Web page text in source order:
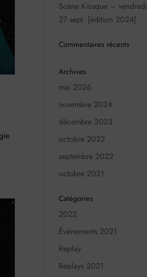
Scène Kiosque – vendredi
27 sept. [édition 2024]
Commentaires récents
Archives
mai 2026
novembre 2024
décembre 2023
octobre 2022
septembre 2022
octobre 2021
Catégories
2022
Événements 2021
Replay
Replays 2021